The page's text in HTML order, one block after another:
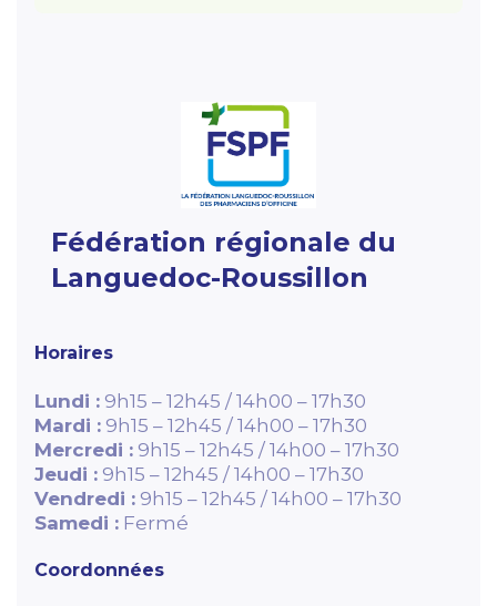
Fédération régionale du
Languedoc-Roussillon
Horaires
Lundi : 9h15 – 12h45 / 14h00 – 17h30
Mardi : 9h15 – 12h45 / 14h00 – 17h30
Mercredi : 9h15 – 12h45 / 14h00 – 17h30
Jeudi : 9h15 – 12h45 / 14h00 – 17h30
Vendredi : 9h15 – 12h45 / 14h00 – 17h30
Samedi : Fermé
Coordonnées